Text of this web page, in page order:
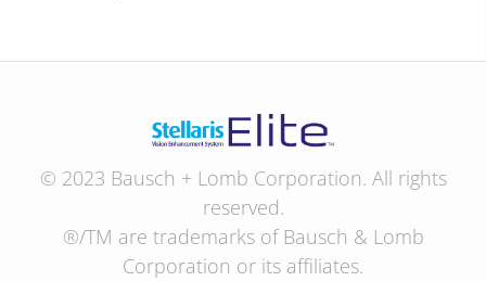
© 2023 Bausch + Lomb Corporation. All rights
reserved.
®/TM are trademarks of Bausch & Lomb
Corporation or its affiliates.